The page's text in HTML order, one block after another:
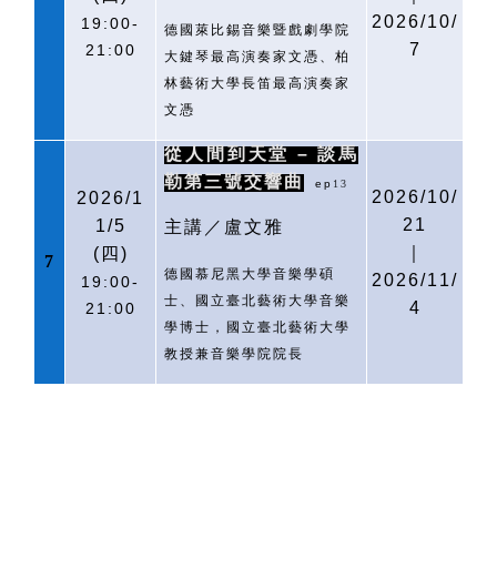
19:00-
21:00
德國萊比錫音樂暨戲劇學院
大鍵琴最高演奏家文憑、柏
林藝術大學長笛最高演奏家
文憑
2026/10/
7
7
2026/1
1/5
( 四)
19:00-
21:00
從人間到天堂 – 談馬
勒第三號交響曲
ep 13
主講／盧文雅
德國慕尼黑大學音樂學碩
士、國立臺北藝術大學音樂
學博士，國立臺北藝術大學
教授兼音樂學院院長
2026/10/
21
2026/11/
4